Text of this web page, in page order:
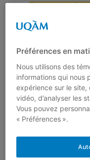
Préférences en
Nous utilisons des
informations qui nous
expérience sur le
vidéo, d’analyser les
Vous pouvez
« Préférences ».